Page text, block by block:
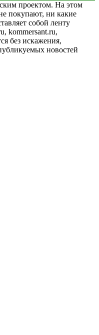
проектом. На этом
покупают, ни какие
собой ленту
kommersant.ru,
без искажения,
новостей